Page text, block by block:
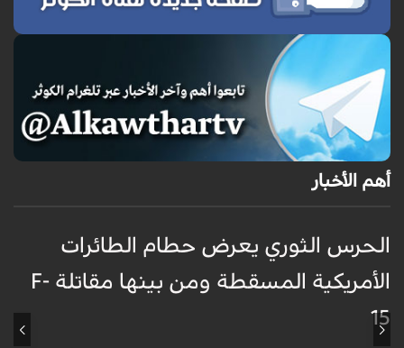
أهم الأخبار
الحرس الثوري يعرض حطام الطائرات
الأمريكية المسقطة ومن بينها مقاتلة F-
15